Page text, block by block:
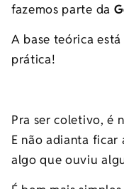
fazemos parte da
A base teórica
prática!
Pra ser coletivo, é
E não adianta
algo que ouviu